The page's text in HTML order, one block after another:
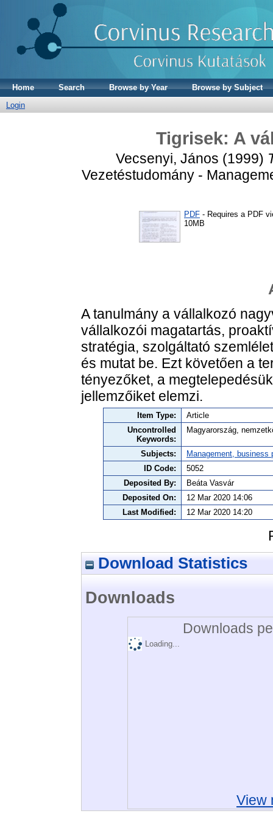
Home Search Browse by Year
Browse by Subject
Login
Tigrisek: A
Vecsenyi, János (1999)
Vezetéstudomány -
PDF - Requires a PDF
10MB
A tanulmány a vállalkozó
vállalkozói magatartás,
stratégia, szolgáltató
és mutat be. Ezt követően a
tényezőket, a
jellemzőiket elemzi.
Item Type:
Article
Uncontrolled
Keywords:
Magyarország,
Subjects:
Management,
ID Code:
5052
Deposited By:
Beáta Vasvár
Deposited On:
12 Mar 2020 14:06
Last Modified:
12 Mar 2020 14:20
Download Statistics
Downloads
Downloads
Loading...
View